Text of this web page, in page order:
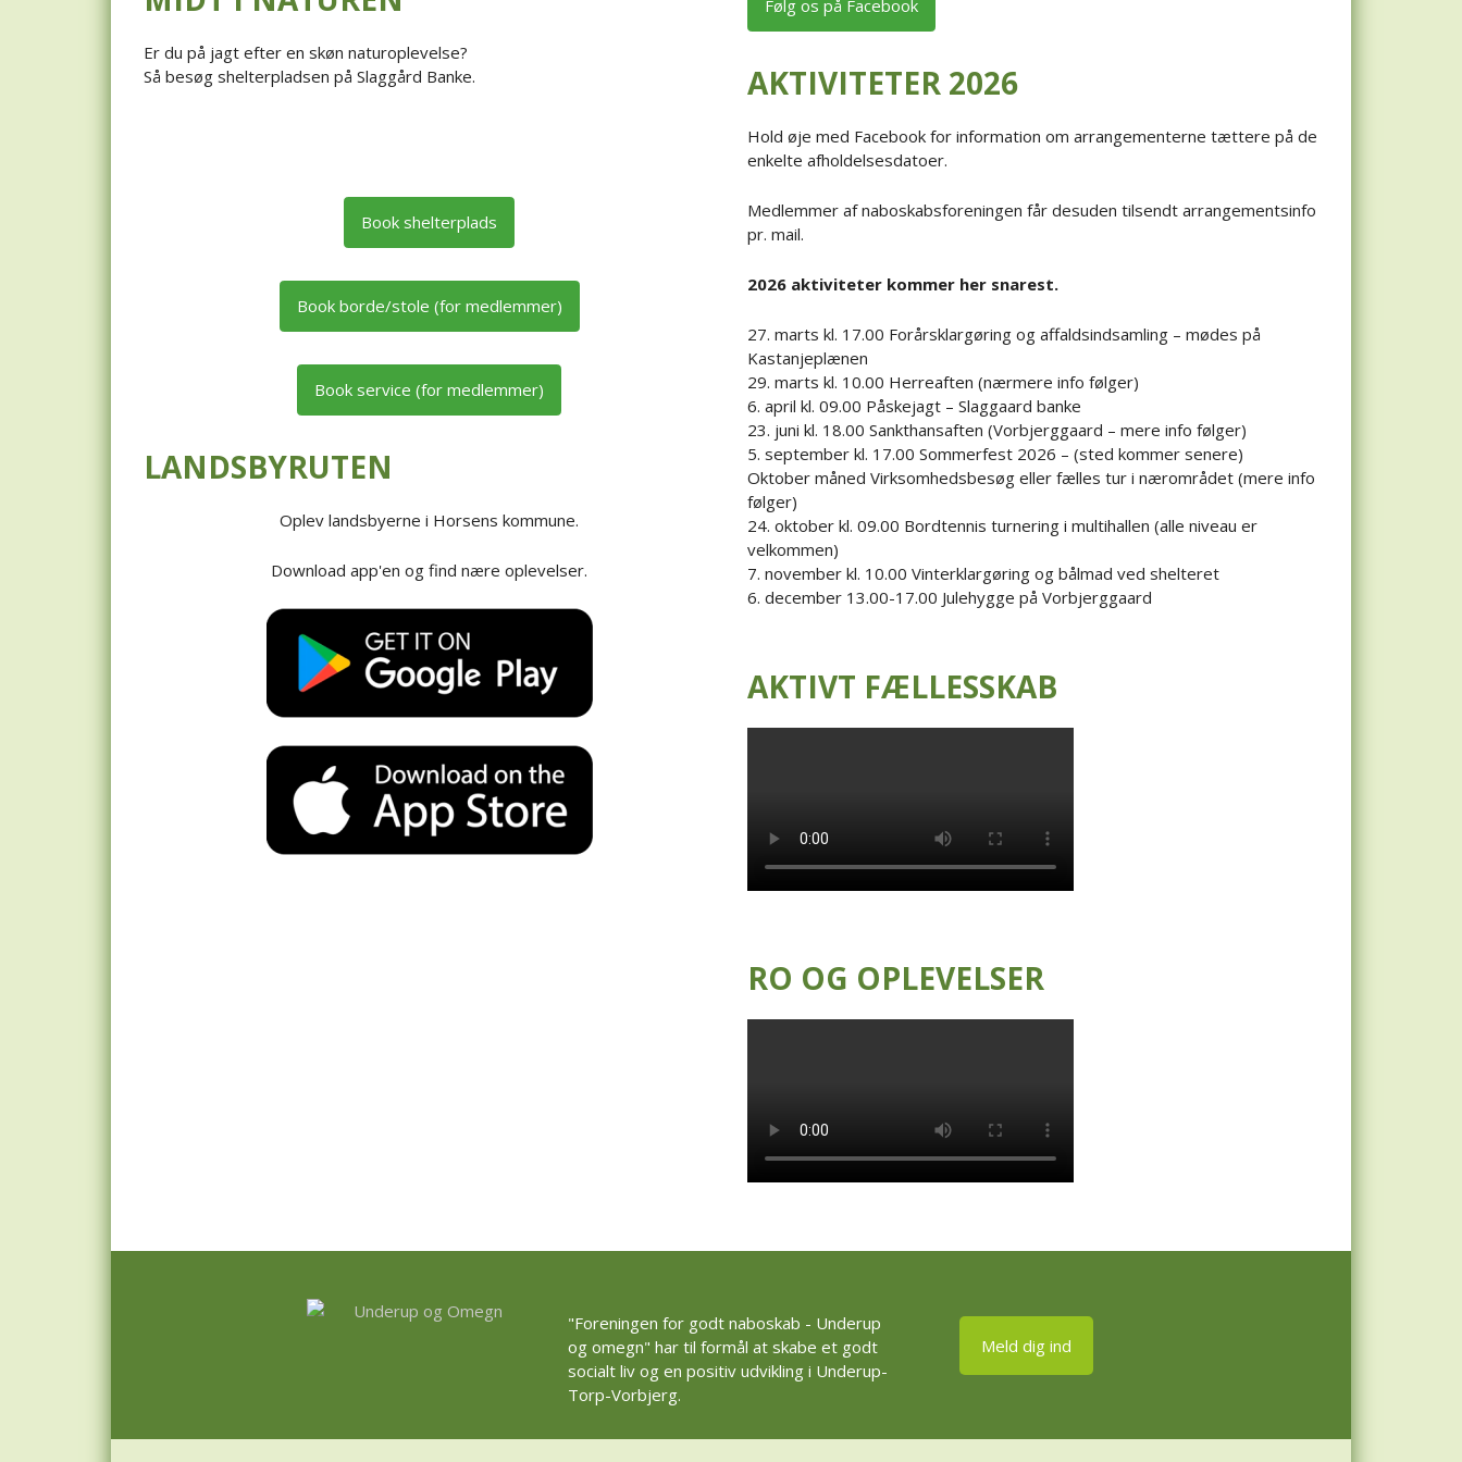
Er du på jagt efter en skøn naturoplevelse?
Så besøg shelterpladsen på Slaggård Banke.
Book shelterplads
Book borde/stole (for medlemmer)
Book service (for medlemmer)
LANDSBYRUTEN
Oplev landsbyerne i Horsens kommune.
Download app'en og find nære oplevelser.
Følg os på Facebook
AKTIVITETER 2026
Hold øje med Facebook for information om arrangementerne tættere på de
enkelte afholdelsesdatoer.
Medlemmer af naboskabsforeningen får desuden tilsendt arrangementsinfo
pr. mail.
2026 aktiviteter kommer her snarest.
27. marts kl. 17.00 Forårsklargøring og affaldsindsamling – mødes på
Kastanjeplænen
29. marts kl. 10.00 Herreaften (nærmere info følger)
6. april kl. 09.00 Påskejagt – Slaggaard banke
23. juni kl. 18.00 Sankthansaften (Vorbjerggaard – mere info følger)
5. september kl. 17.00 Sommerfest 2026 – (sted kommer senere)
Oktober måned Virksomhedsbesøg eller fælles tur i nærområdet (mere info
følger)
24. oktober kl. 09.00 Bordtennis turnering i multihallen (alle niveau er
velkommen)
7. november kl. 10.00 Vinterklargøring og bålmad ved shelteret
6. december 13.00-17.00 Julehygge på Vorbjerggaard
AKTIVT FÆLLESSKAB
RO OG OPLEVELSER
"Foreningen for godt naboskab - Underup
og omegn" har til formål at skabe et godt
socialt liv og en positiv udvikling i Underup-
Torp-Vorbjerg.
Meld dig ind